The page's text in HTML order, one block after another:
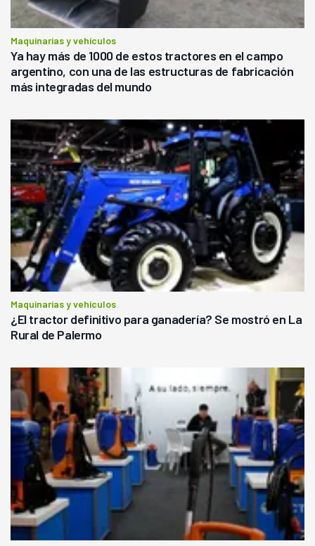
Maquinarias y vehículos
Ya hay más de 1000 de estos tractores en el campo
argentino, con una de las estructuras de fabricación
más integradas del mundo
Maquinarias y vehículos
¿El tractor definitivo para ganadería? Se mostró en La
Rural de Palermo